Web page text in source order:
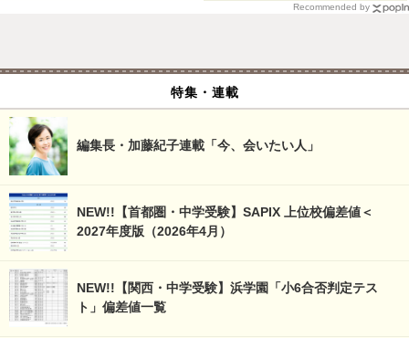
Recommended by
特集・連載
編集長・加藤紀子連載「今、会いたい人」
NEW!!【首都圏・中学受験】SAPIX 上位校偏差値＜
2027年度版（2026年4月）
NEW!!【関西・中学受験】浜学園「小6合否判定テス
ト」偏差値一覧